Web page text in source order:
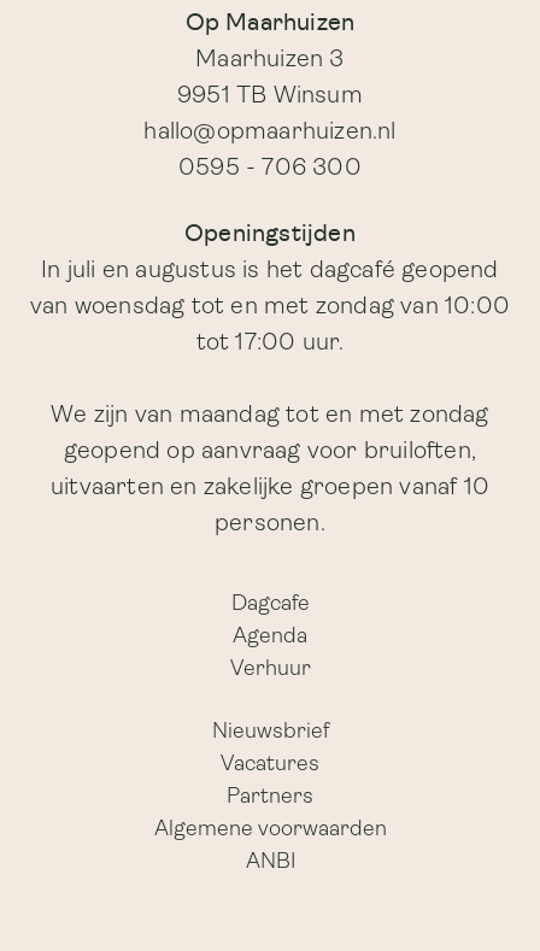
Op Maarhuizen
Maarhuizen 3
9951 TB Winsum
hallo@opmaarhuizen.nl
0595 - 706 300
Openingstijden
In juli en augustus is het dagcafé geopend
van woensdag tot en met zondag van 10:00
tot 17:00 uur.
We zijn van maandag tot en met zondag
geopend op aanvraag voor bruiloften,
uitvaarten en zakelijke groepen vanaf 10
personen.
Dagcafe
Agenda
Verhuur
Nieuwsbrief
Vacatures
Partners
Algemene voorwaarden
ANBI